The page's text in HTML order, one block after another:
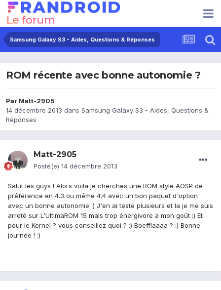
Samsung Galaxy S3 - Aides, Questions & Réponses
ROM récente avec bonne autonomie ?
Par Matt-2905
14 décembre 2013 dans Samsung Galaxy S3 - Aides, Questions &
Réponses
Matt-2905
Posté(e) 14 décembre 2013
Salut les guys ! Alors voila je cherches une ROM style AOSP de
préférence en 4.3 ou même 4.4 avec un bon paquet d'option
avec un bonne autonomie :) J'en ai testé plusieurs et la je me suis
arreté sur L'UltimaROM 15 mais trop énergivore a mon goût :) Et
pour le Kernel ? vous conseillez quoi ? :) Boefflaaaa ? :) Bonne
journée ! :)